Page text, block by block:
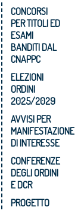
CONCORSI
PER TITOLI ED
ESAMI
BANDITI DAL
CNAPPC
ELEZIONI
ORDINI
2025/2029
AVVISI PER
MANIFESTAZIONE
DI INTERESSE
CONFERENZE
DEGLI ORDINI
E DCR
PROGETTO